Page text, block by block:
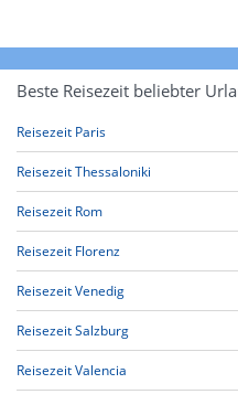
Beste Reisezeit beliebter
Reisezeit Paris
Reisezeit Thessaloniki
Reisezeit Rom
Reisezeit Florenz
Reisezeit Venedig
Reisezeit Salzburg
Reisezeit Valencia